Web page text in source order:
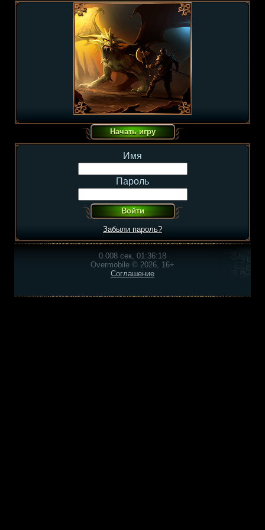
Имя
Пароль
Забыли пароль?
0.008 сек, 01:36:18
Overmobile © 2026, 16+
Соглашение